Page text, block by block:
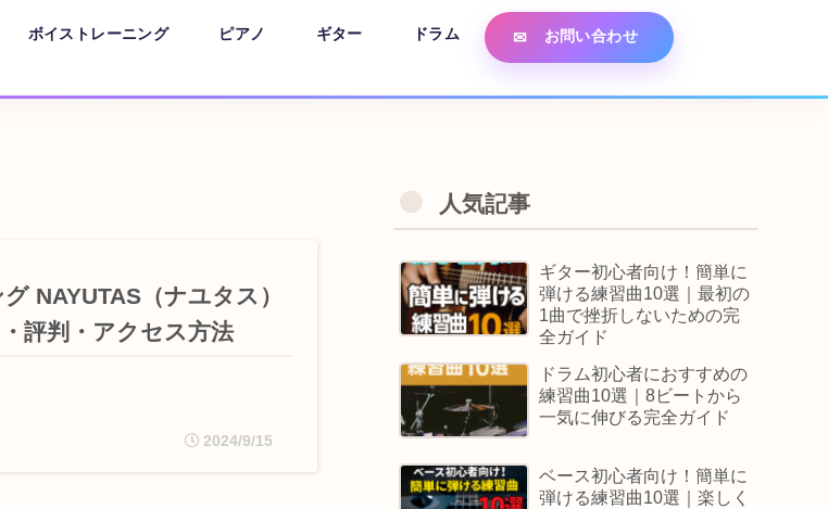
ボイストレーニング ピアノ ギター ドラム お問い合わせ
NAYUTAS（ナユタス）
評判・アクセス方法
2024/9/15
人気記事
ギター初心者向け！簡単に
弾ける練習曲10選｜最初の
1曲で挫折しないための完
全ガイド
ドラム初心者におすすめの
練習曲10選｜8ビートから
一気に伸びる完全ガイド
ベース初心者向け！簡単に
弾ける練習曲10選｜楽しく